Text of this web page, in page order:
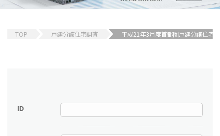
TOP 戸建分譲住宅調査 平成21年3月度首都圏戸建分譲住宅
ID